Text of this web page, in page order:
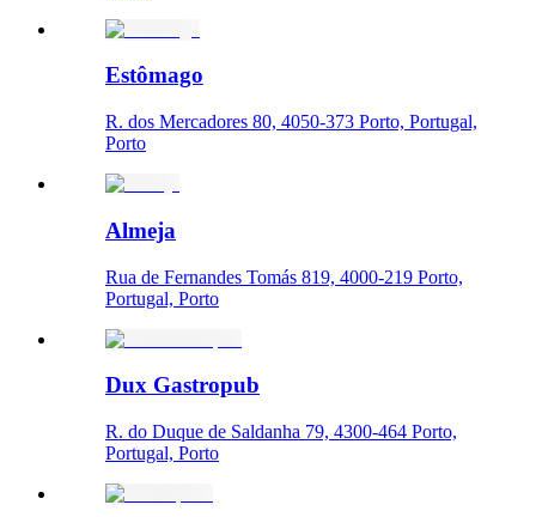
Estômago
R. dos Mercadores 80, 4050-373 Porto, Portugal,
Porto
Almeja
Rua de Fernandes Tomás 819, 4000-219 Porto,
Portugal, Porto
Dux Gastropub
R. do Duque de Saldanha 79, 4300-464 Porto,
Portugal, Porto